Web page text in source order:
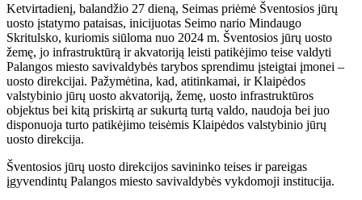
Ketvirtadienį, balandžio 27 dieną, Seimas priėmė Šventosios jūrų
uosto įstatymo pataisas, inicijuotas Seimo nario Mindaugo
Skritulsko, kuriomis siūloma nuo 2024 m. Šventosios jūrų uosto
žemę, jo infrastruktūrą ir akvatoriją leisti patikėjimo teise valdyti
Palangos miesto savivaldybės tarybos sprendimu įsteigtai įmonei –
uosto direkcijai. Pažymėtina, kad, atitinkamai, ir Klaipėdos
valstybinio jūrų uosto akvatoriją, žemę, uosto infrastruktūros
objektus bei kitą priskirtą ar sukurtą turtą valdo, naudoja bei juo
disponuoja turto patikėjimo teisėmis Klaipėdos valstybinio jūrų
uosto direkcija.
Šventosios jūrų uosto direkcijos savininko teises ir pareigas
įgyvendintų Palangos miesto savivaldybės vykdomoji institucija.